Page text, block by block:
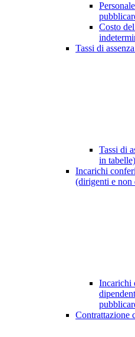
Costo
Tassi di assenza
Tassi di
in tabelle)
Incarichi
(dirigenti e non
Incarichi
Contrattazione